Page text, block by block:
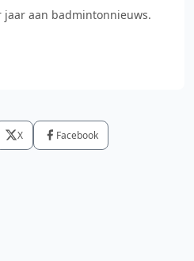
jaar aan badmintonnieuws.
X Facebook